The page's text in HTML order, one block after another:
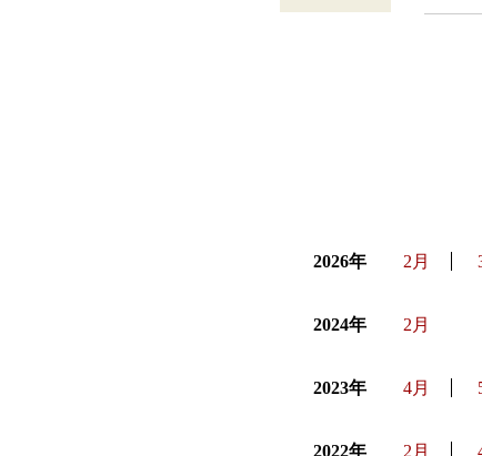
2026年 2月
2024年 2月
2023年 4月
2022年 2月